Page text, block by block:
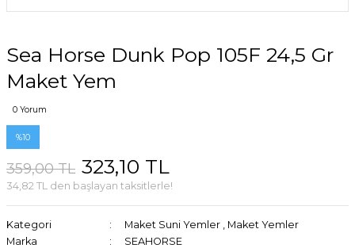
Sea Horse Dunk Pop 105F 24,5 Gr
Maket Yem
0 Yorum
%10
359,00 TL 323,10 TL
34,82 TL den başlayan taksitlerle!
Kategori Maket Suni Yemler , Maket Yemler
Marka
SEAHORSE